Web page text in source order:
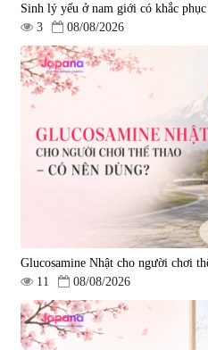
Tẩy tế bào chết Nichiei Bussan
Nano NMN+ Peeling Gel
1.490.000 đ
Viên uống bổ gan Ribeto Shoji
Hepaclean 60 viên
Sinh lý yếu ở nam giới có khắc
3
08/08/2026
Glucosamine Nhật cho người chơi
11
08/08/2026